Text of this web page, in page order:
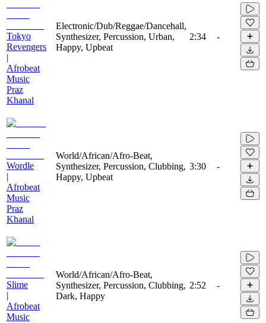
Tokyo
Revengers
|
Afrobeat
Music
Praz
Khanal
Electronic/Dub/Reggae/Dancehall,
Synthesizer, Percussion, Urban,
Happy, Upbeat
2:34 -
Wordle
|
Afrobeat
Music
Praz
Khanal
World/African/Afro-Beat,
Synthesizer, Percussion, Clubbing,
Happy, Upbeat
3:30 -
Slime
|
Afrobeat
Music
World/African/Afro-Beat,
Synthesizer, Percussion, Clubbing,
Dark, Happy
2:52 -